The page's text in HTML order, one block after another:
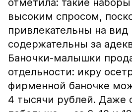
отметила: такие наборы
высоким спросом,
привлекательны на вид
содержательны за
Баночки-малышки
отдельности: икру
фирменной баночке
4 тысячи рублей. Даже